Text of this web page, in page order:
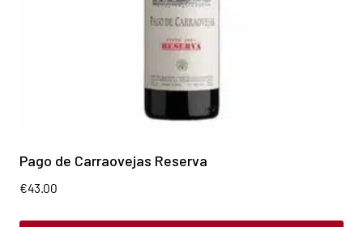
Pago de Carraovejas Reserva
€43.00